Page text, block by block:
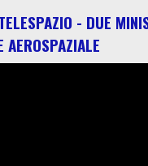
- DUE
AEROSPAZIALE